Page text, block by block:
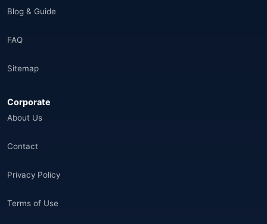
Blog & Guide
FAQ
Sitemap
Corporate
About Us
Contact
Privacy Policy
Terms of Use